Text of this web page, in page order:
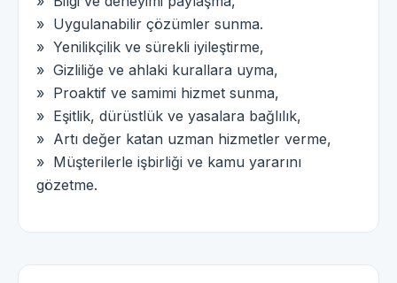
» Uygulanabilir çözümler sunma.
» Yenilikçilik ve sürekli iyileştirme,
» Gizliliğe ve ahlaki kurallara uyma,
» Proaktif ve samimi hizmet sunma,
» Eşitlik, dürüstlük ve yasalara bağlılık,
» Artı değer katan uzman hizmetler verme,
» Müşterilerle işbirliği ve kamu yararını
gözetme.